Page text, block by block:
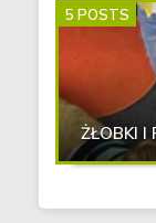
5 POSTS
ŻŁOBKI I